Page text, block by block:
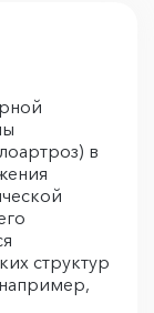
в
структур